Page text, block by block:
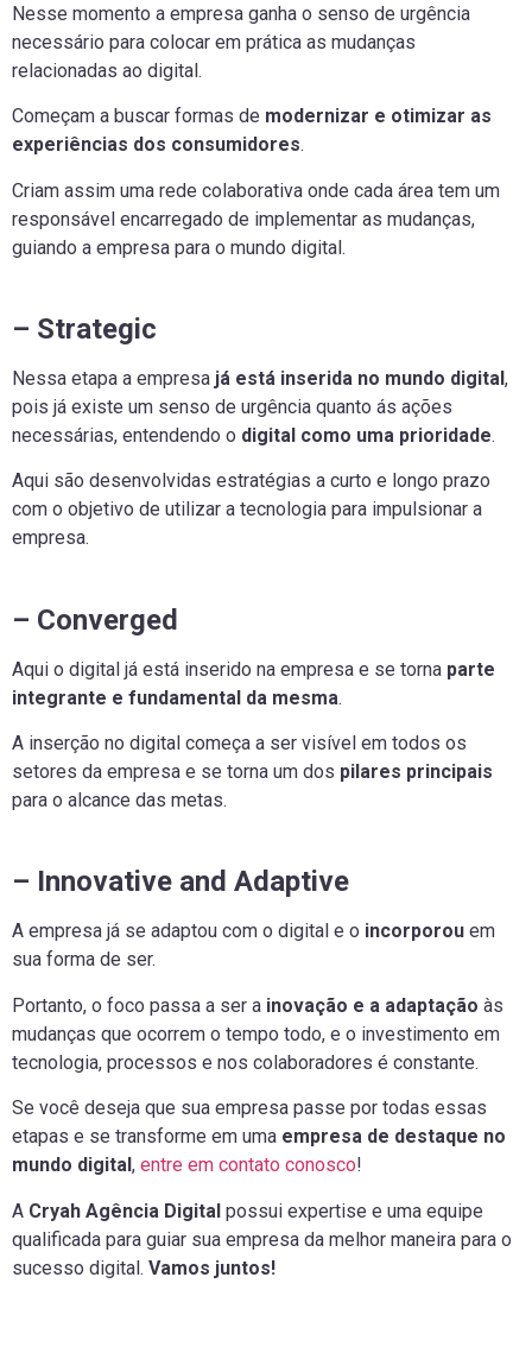
Nesse momento a empresa ganha o senso de urgência
necessário para colocar em prática as mudanças
relacionadas ao digital.
Começam a buscar formas de modernizar e otimizar as
experiências dos consumidores.
Criam assim uma rede colaborativa onde cada área tem um
responsável encarregado de implementar as mudanças,
guiando a empresa para o mundo digital.
– Strategic
Nessa etapa a empresa já está inserida no mundo digital,
pois já existe um senso de urgência quanto ás ações
necessárias, entendendo o digital como uma prioridade.
Aqui são desenvolvidas estratégias a curto e longo prazo
com o objetivo de utilizar a tecnologia para impulsionar a
empresa.
– Converged
Aqui o digital já está inserido na empresa e se torna parte
integrante e fundamental da mesma.
A inserção no digital começa a ser visível em todos os
setores da empresa e se torna um dos pilares principais
para o alcance das metas.
– Innovative and Adaptive
A empresa já se adaptou com o digital e o incorporou em
sua forma de ser.
Portanto, o foco passa a ser a inovação e a adaptação às
mudanças que ocorrem o tempo todo, e o investimento em
tecnologia, processos e nos colaboradores é constante.
Se você deseja que sua empresa passe por todas essas
etapas e se transforme em uma empresa de destaque no
mundo digital , entre em contato conosco!
A Cryah Agência Digital possui expertise e uma equipe
qualificada para guiar sua empresa da melhor maneira para o
sucesso digital. Vamos juntos!